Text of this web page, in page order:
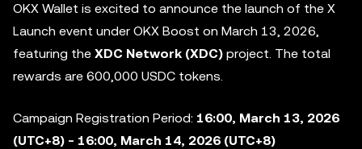
OKX Wallet is excited to announce the launch of the X
Launch event under OKX Boost on March 13, 2026,
featuring the XDC Network (XDC) project. The total
rewards are 600,000 USDC tokens.
Campaign Registration Period: 16:00, March 13, 2026
(UTC+8) - 16:00, March 14, 2026 (UTC+8)